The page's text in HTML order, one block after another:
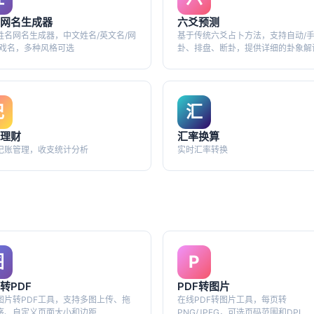
名生成器
名网名生成器，中文姓名/英文名/网
名，多种风格可选
六爻预测
基于传统六爻占卜方法，支持自动/
卦、排盘、断卦，提供详细的卦象解
财
账管理，收支统计分析
汇
汇率换算
实时汇率转换
PDF
片转PDF工具，支持多图上传、拖
P
PDF转图片
在线PDF转图片工具，每页转